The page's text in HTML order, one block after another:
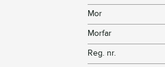
Mor
Morfar
Reg. nr.